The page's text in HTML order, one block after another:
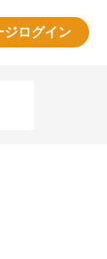
ジログイン